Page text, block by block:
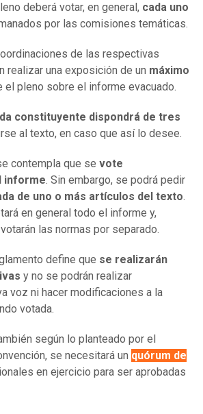
deberá votar, en general, cada uno
por las comisiones temáticas.
de las respectivas
realizar una exposición de un máximo
el pleno sobre el informe evacuado.
constituyente dispondrá de tres
al texto, en caso que así lo desee.
contempla que se vote
informe. Sin embargo, se podrá pedir
de uno o más artículos del texto.
en general todo el informe y,
las normas por separado.
define que se realizarán
y no se podrán realizar
voz ni hacer modificaciones a la
votada.
según lo planteado por el
se necesitará un quórum de
en ejercicio para ser aprobadas